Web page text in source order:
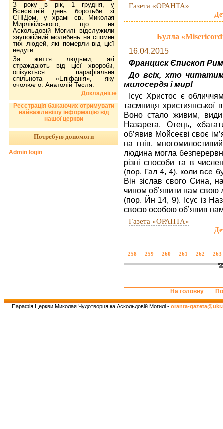
Газета «ОРАНТА»
Булла
16.04.2015
Франциск Єпископ
До всіх, хто
милосердя і мир!
Ісус Христос є
таємниця християнської
Воно стало живим,
Назарета. Отець,
об’явив Мойсеєві своє
на гнів,
людина могла
різні способи та в
(пор. Гал 4, 4), коли все
Він зіслав свого Сина,
чином об’явити нам свою
(пор. Йн 14, 9). Ісус із
своєю особою об’явив
Газета «ОРАНТА»
258 259 260 261 262 263
З року в рік, 1 грудня, у
Всесвітній день боротьби зі
СНІДом, у храмі св. Миколая
Мирлікійського, що на
Аскольдовій Могилі відслужили
заупокійний молебень на спомин
тих людей, які померли від цієї
недуги.
За життя людьми, які
страждають від цієї хвороби,
опікується парафіяльна
спільнота «Епіфанія», яку
очолює о. Анатолій Тесля.
Докладніше
Реєстрація бажаючих отримувати
найважливішу інформацію від
нашої церкви
Потребую допомоги
Admin login
На головну
Парафія Церкви Миколая Чудотворця на Аскольдовій Могилі - oranta-